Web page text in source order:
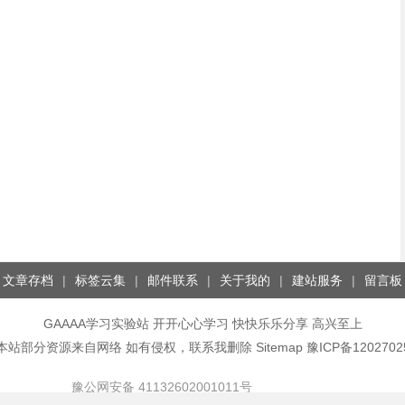
文章存档 | 标签云集 | 邮件联系 | 关于我的 | 建站服务 | 留言板
GAAAA学习实验站开开心心学习 快快乐乐分享 高兴至上
站部分资源来自网络 如有侵权，联系我删除 Sitemap 豫ICP备
豫公网安备 41132602001011号